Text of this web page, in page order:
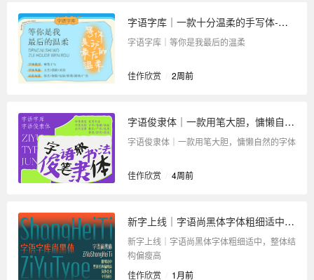
字语字库｜一款十分温柔的手写体-等你是我最后的温柔
字语字库｜等你是我最后的温柔
佳作欣赏 2周前
字语俊隶体｜一款用笔大胆，慵懒自然的字体
字语俊隶体｜一款用笔大胆，慵懒自然的字体
佳作欣赏 4周前
新字上线｜字语尚黑体字体粗细适中，整体结构偏瘦高
新字上线｜字语尚黑体字体粗细适中，整体结
构偏瘦高
佳作欣赏
1月前